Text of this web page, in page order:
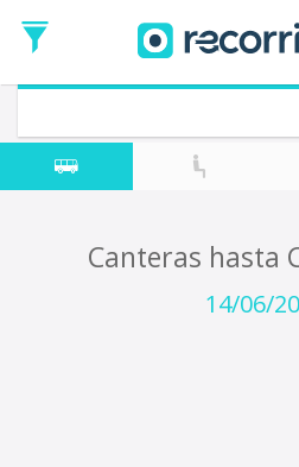
de
Ida
Vuelta (opcional)
Fecha
de
Canteras hasta
14/06/